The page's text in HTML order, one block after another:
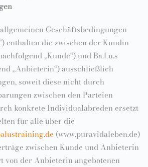
Geschäftsbedingungen
enthalten die zwischen der Kundin
„Kunde“) und Ba.Lu.s
„Anbieterin“) ausschließlich
soweit diese nicht durch
zwischen den Parteien
konkrete Individualabreden ersetzt
für alle über die
(www.puravidaleben.de)
zwischen Kunde und Anbieterin
von der Anbieterin angebotenen